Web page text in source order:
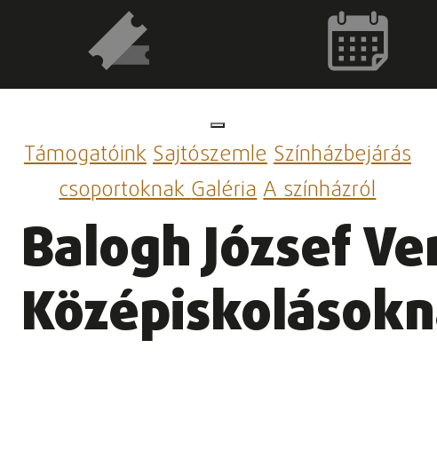
TámogatóinkSajtószemleSzínházbejárás
csoportoknakGalériaA színházról
Balogh József